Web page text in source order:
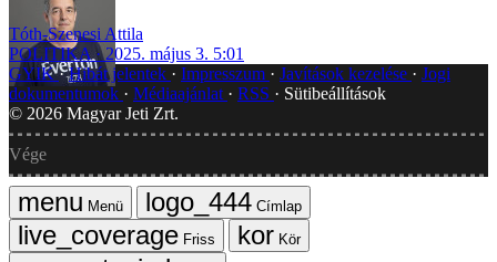
Tóth-Szenesi Attila
POLITIKA
2025. május 3. 5:01
GYIK Hibát jelentek Impresszum Javítások kezelése
Jogi
dokumentumok
Médiaajánlat RSS
Sütibeállítások
© 2026 Magyar Jeti Zrt.
Vége
Menü
Címlap
Friss
Kör